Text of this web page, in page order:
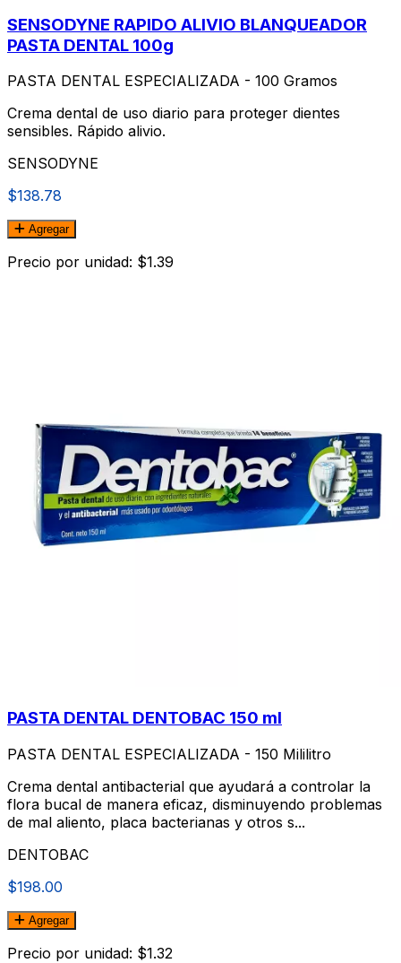
SENSODYNE RAPIDO ALIVIO BLANQUEADOR
PASTA DENTAL 100g
PASTA DENTAL ESPECIALIZADA - 100 Gramos
Crema dental de uso diario para proteger dientes
sensibles. Rápido alivio.
SENSODYNE
$138.78
Agregar
Precio por unidad: $1.39
PASTA DENTAL DENTOBAC 150 ml
PASTA DENTAL ESPECIALIZADA - 150 Mililitro
Crema dental antibacterial que ayudará a controlar la
flora bucal de manera eficaz, disminuyendo problemas
de mal aliento, placa bacterianas y otros s...
DENTOBAC
$198.00
Agregar
Precio por unidad: $1.32